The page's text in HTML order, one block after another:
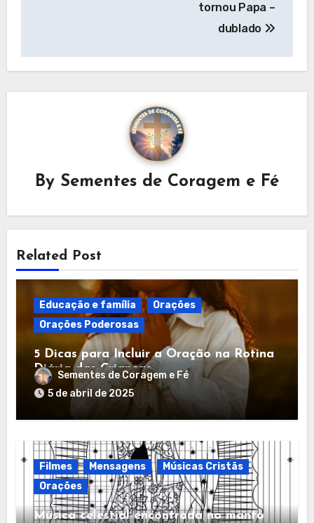
tornou Papa –
dublado
By Sementes de Coragem e Fé
Related Post
Educação e família
Orações
Orações Poderosas
5 Dicas para Incluir a Oração na Rotina
Diária das Crianças
Sementes de Coragem e Fé
5 de abril de 2025
Filmes Mensagens
Músicas Cristãs
Orações
Música celestial encontrada no manto